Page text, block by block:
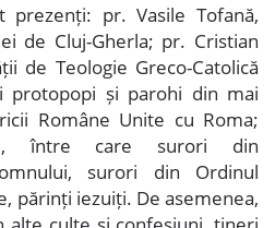
prezenți: pr. Vasile Tofană,
de Cluj-Gherla; pr. Cristian
de Teologie Greco-Catolică
protopopi și parohi din mai
Române Unite cu Roma;
între care surori din
surori din Ordinul
părinți iezuiți. De asemenea,